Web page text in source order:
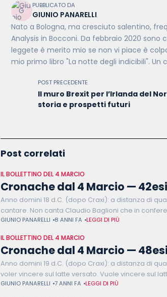
PUBBLICATO DA
GIUNIO PANARELLI
Nato a Bologna, ma cresciuto salentino,
Analysis in Bocconi. Da febbraio 2020
leggete è merito mio se non vi piace è
mio primo libro "La notte degli indicibili". Un
POST PRECEDENTE
Il muro Brexit per l’Irlanda del
storia e prospetti futuri
Post correlati
IL BOLLETTINO DEL 4 MARCIO
Cronache dal 4 Marcio —
Anno domini 18 d.C. (dopo Craxi): a distanza di
cantare. Non canta Claudio Baglioni che in
GIUNIO PANARELLI 8 ANNI FA LEGGI DI PIÙ
IL BOLLETTINO DEL 4 MARCIO
Cronache dal 4 Marcio —
Anno domini 19 d.C. (dopo Craxi): a distanza di
voler vincere sul latte versato. Vuole vincere sul
GIUNIO PANARELLI 7 ANNI FA LEGGI DI PIÙ